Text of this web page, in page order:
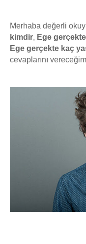
Merhaba değerli
kimdir, Ege
Ege gerçekte kaç
cevaplarını